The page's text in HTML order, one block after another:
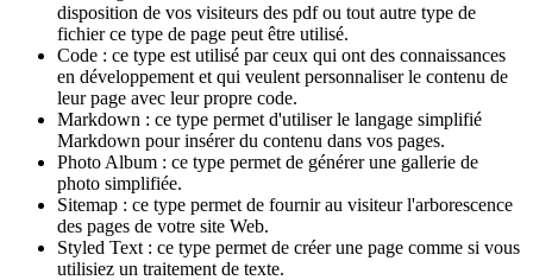
disposition de vos visiteurs des pdf ou tout autre type de
fichier ce type de page peut être utilisé.
Code : ce type est utilisé par ceux qui ont des connaissances
en développement et qui veulent personnaliser le contenu de
leur page avec leur propre code.
Markdown : ce type permet d'utiliser le langage simplifié
Markdown pour insérer du contenu dans vos pages.
Photo Album : ce type permet de générer une gallerie de
photo simplifiée.
Sitemap : ce type permet de fournir au visiteur l'arborescence
des pages de votre site Web.
Styled Text : ce type permet de créer une page comme si vous
utilisiez un traitement de texte.